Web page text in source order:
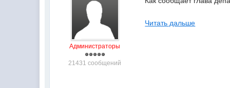
Администраторы
21431 сообщений
Читать дальше